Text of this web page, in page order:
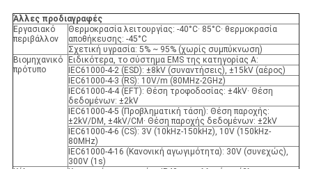
Άλλες προδιαγραφές
Εργασιακό
περιβάλλον
Θερμοκρασία λειτουργίας: -40°C· 85°C· θερμοκρασία
αποθήκευσης: -45°C
Σχετική υγρασία: 5% ~ 95% (χωρίς συμπύκνωση)
Βιομηχανικό
πρότυπο
Ειδικότερα, το σύστημα EMS της κατηγορίας A:
IEC61000-4-2 (ESD): ±8kV (συναντήσεις), ±15kV (αέρος)
IEC61000-4-3 (RS): 10V/m (80MHz-2GHz)
IEC61000-4-4 (EFT): Θέση τροφοδοσίας: ±4kV· Θέση
δεδομένων: ±2kV
IEC61000-4-5 (Προβληματική τάση): Θέση παροχής:
±2kV/DM, ±4kV/CM· Θέση παροχής δεδομένων: ±2kV
IEC61000-4-6 (CS): 3V (10kHz-150kHz), 10V (150kHz-
80MHz)
IEC61000-4-16 (Κανονική αγωγιμότητα): 30V (συνεχώς),
300V (1s)